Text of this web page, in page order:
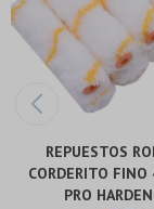
REPUESTOS
CORDERITO
PRO